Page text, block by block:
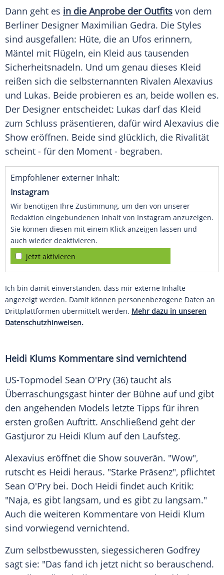
Dann geht es in die Anprobe der Outfits von dem
Berliner Designer Maximilian Gedra. Die Styles
sind ausgefallen: Hüte, die an Ufos erinnern,
Mäntel mit Flügeln, ein Kleid aus tausenden
Sicherheitsnadeln. Und um genau dieses Kleid
reißen sich die selbsternannten Rivalen Alexavius
und Lukas. Beide probieren es an, beide wollen es.
Der Designer entscheidet: Lukas darf das Kleid
zum Schluss präsentieren, dafür wird Alexavius die
Show eröffnen. Beide sind glücklich, die Rivalität
scheint - für den Moment - begraben.
Empfohlener externer Inhalt:
Instagram
Wir benötigen Ihre Zustimmung, um den von unserer
Redaktion eingebundenen Inhalt von Instagram anzuzeigen.
Sie können diesen mit einem Klick anzeigen lassen und
auch wieder deaktivieren.
jetzt aktivieren
Ich bin damit einverstanden, dass mir externe Inhalte
angezeigt werden. Damit können personenbezogene Daten an
Drittplattformen übermittelt werden. Mehr dazu in unseren
Datenschutzhinweisen.
Heidi Klums Kommentare sind vernichtend
US-Topmodel Sean O'Pry (36) taucht als
Überraschungsgast hinter der Bühne auf und gibt
den angehenden Models letzte Tipps für ihren
ersten großen Auftritt. Anschließend geht der
Gastjuror zu Heidi Klum auf den Laufsteg.
Alexavius eröffnet die Show souverän. "Wow",
rutscht es Heidi heraus. "Starke Präsenz", pflichtet
Sean O'Pry bei. Doch Heidi findet auch Kritik:
"Naja, es gibt langsam, und es gibt zu langsam."
Auch die weiteren Kommentare von Heidi Klum
sind vorwiegend vernichtend.
Zum selbstbewussten, siegessicheren Godfrey
sagt sie: "Das fand ich jetzt nicht so berauschend.